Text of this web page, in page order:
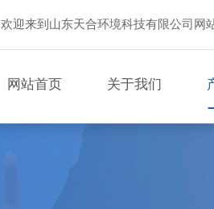
欢迎来到山东天合环境科技有限公司网
网站首页 关于我们